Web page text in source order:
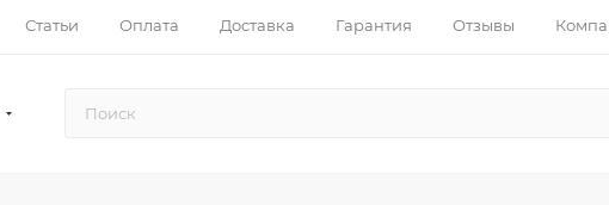
Статьи Оплата Доставка Гарантия Отзывы